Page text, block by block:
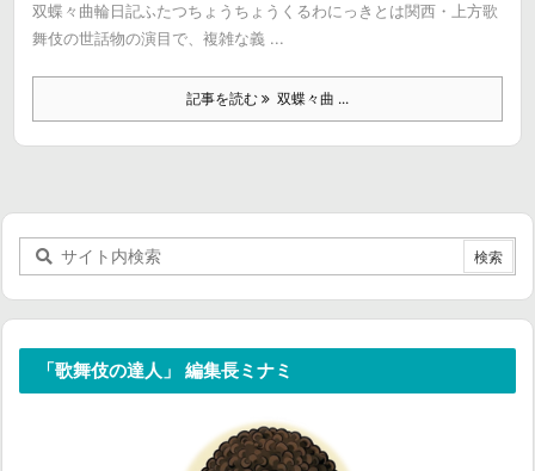
双蝶々曲輪日記ふたつちょうちょうくるわにっきとは関西・上方歌
舞伎の世話物の演目で、複雑な義 ...
記事を読む 双蝶々曲 ...
「歌舞伎の達人」 編集長ミナミ